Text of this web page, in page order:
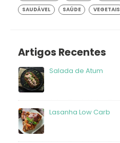
SAUDÁVEL
SAÚDE VEGETAIS
Artigos Recentes
Salada de Atum
Lasanha Low Carb